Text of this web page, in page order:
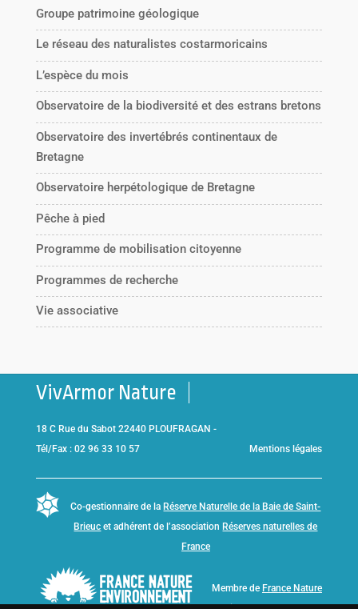
Groupe patrimoine géologique
Le réseau des naturalistes costarmoricains
L’espèce du mois
Observatoire de la biodiversité et des estrans bretons
Observatoire des invertébrés continentaux de
Bretagne
Observatoire herpétologique de Bretagne
Pêche à pied
Programme de mobilisation citoyenne
Programmes de recherche
Vie associative
VivArmor Nature
18 C Rue du Sabot 22440 PLOUFRAGAN -
Tél/Fax : 02 96 33 10 57
Mentions légales
Co-gestionnaire de la Réserve Naturelle de la Baie de Saint-
Brieuc et adhérent de l’association Réserves naturelles de
France
Membre de France Nature